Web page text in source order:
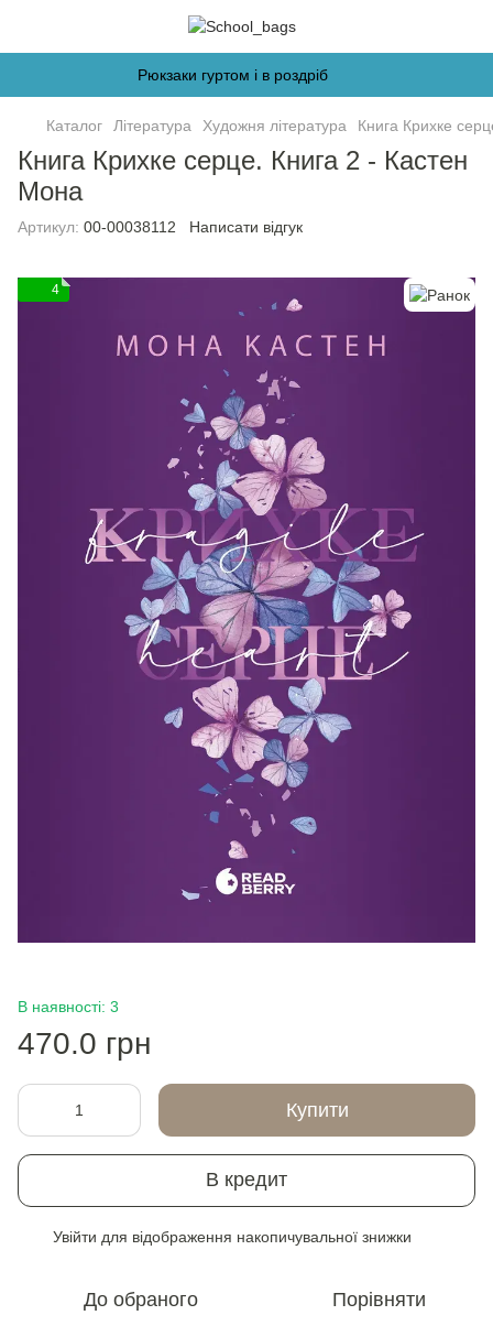
Рюкзаки гуртом і в роздріб
Каталог Література Художня література Книга Крихке
Книга Крихке серце. Книга 2 - Кастен
Мона
Артикул: 00-00038112 Написати відгук
4
В наявності: 3
470.0 грн
Купити
В кредит
Увійти для відображення накопичувальної знижки
До обраного Порівняти